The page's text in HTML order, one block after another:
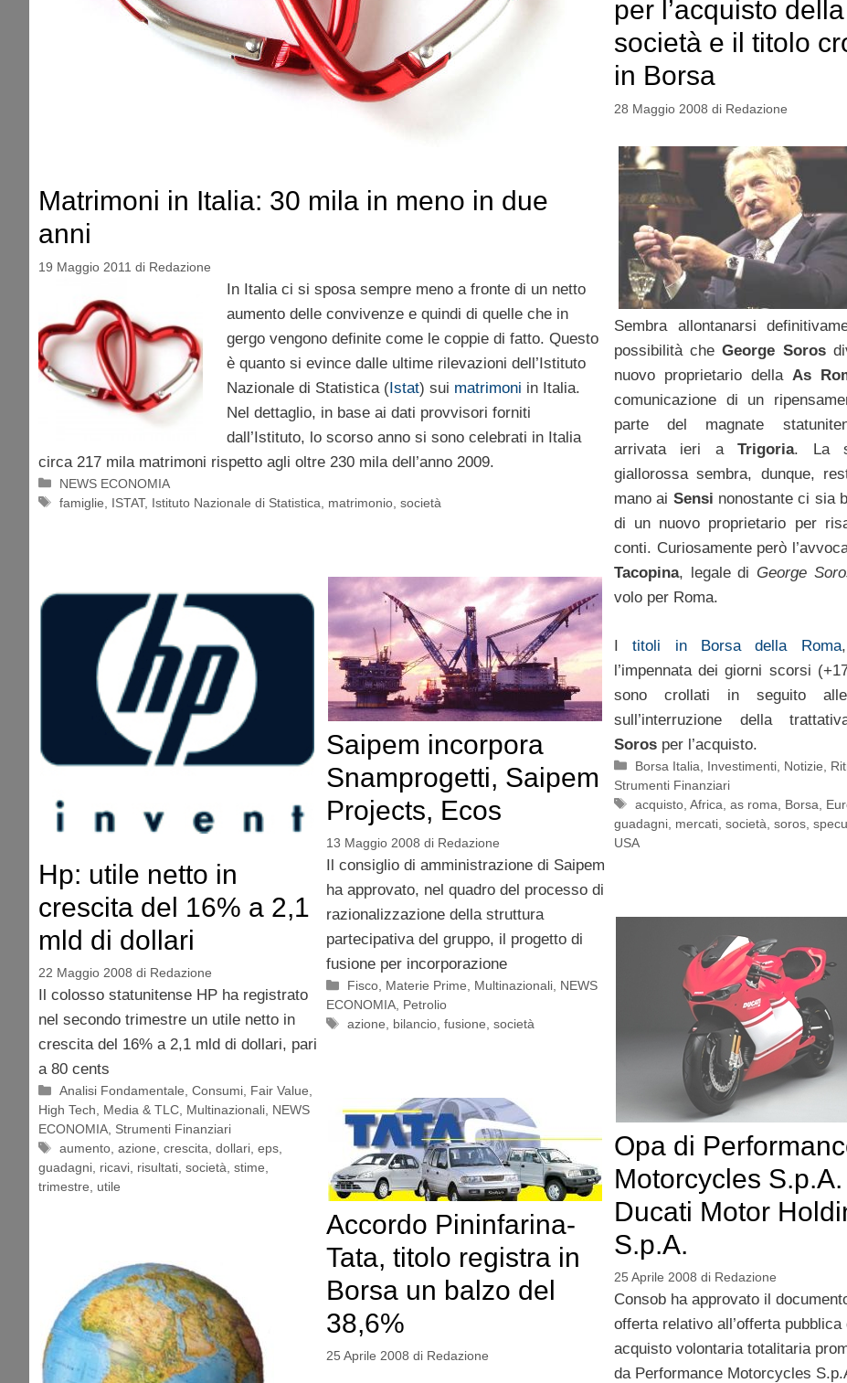
Matrimoni in Italia: 30 mila in meno in due
anni
19 Maggio 2011 di Redazione
In Italia ci si sposa sempre meno a fronte di un netto
aumento delle convivenze e quindi di quelle che in
gergo vengono definite come le coppie di fatto. Questo
è quanto si evince dalle ultime rilevazioni dell’Istituto
Nazionale di Statistica (Istat) sui matrimoni in Italia.
Nel dettaglio, in base ai dati provvisori forniti
dall’Istituto, lo scorso anno si sono celebrati in Italia
circa 217 mila matrimoni rispetto agli oltre 230 mila dell’anno 2009.
Categorie
NEWS ECONOMIA
Tag
famiglie ISTAT, Istituto Nazionale di Statistica matrimonio ,società
per l’acquisto della
società e il titolo
in Borsa
28 Maggio 2008 di Redazione
Sembra allontanarsi
possibilità cheGeorge Soros
nuovo proprietario della As
comunicazione di un
parte del magnate
arrivata ieri aTrigoria. La
giallorossa sembra, dunque,
mano ai Sensi nonostante ci sia
di un nuovo proprietario per
conti. Curiosamente però
Tacopina, legale di George
volo per Roma.
Ititoli in Borsa della Roma
l’impennata dei giorni scorsi
sono crollati in seguito
sull’interruzione della
Sorosper l’acquisto.
Categorie
Borsa Italia Investimenti Notizie
Strumenti Finanziari
Tag
acquisto ,Africa ,as roma Borsa
guadagni, mercati, società soros,
USA
Hp: utile netto in
crescita del 16% a 2,1
mld di dollari
22 Maggio 2008 di Redazione
Il colosso statunitense HP ha registrato
nel secondo trimestre un utile netto in
crescita del 16% a 2,1 mld di dollari, pari
a 80 cents
Categorie
Analisi Fondamentale ,Consumi Fair Value
High Tech
Media & TLC Multinazionali NEWS
ECONOMIA Strumenti Finanziari
Tag
aumento ,azione ,crescita ,dollari ,eps
guadagni ricavi risultati società stime
trimestre
utile
Saipem incorpora
Snamprogetti, Saipem
Projects, Ecos
13 Maggio 2008 di Redazione
Il consiglio di amministrazione di Saipem
ha approvato, nel quadro del processo di
razionalizzazione della struttura
partecipativa del gruppo, il progetto di
fusione per incorporazione
Categorie
Fisco Materie Prime Multinazionali NEWS
ECONOMIA, Petrolio
Tag
azione bilancio ,fusione ,società
Opa di
Motorcycles
Ducati Motor
S.p.A.
25 Aprile 2008 di Redazione
Consob ha approvato il
offerta relativo all’offerta pubblica
acquisto volontaria totalitaria
da Performance Motorcycles
Accordo Pininfarina-
Tata, titolo registra in
Borsa un balzo del
38,6%
25 Aprile 2008 di Redazione